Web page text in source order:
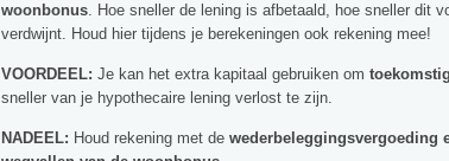
woonbonus. Hoe sneller de lening is afbetaald, hoe sneller dit
verdwijnt. Houd hier tijdens je berekeningen ook rekening mee!
VOORDEEL: Je kan het extra kapitaal gebruiken om
sneller van je hypothecaire lening verlost te zijn.
NADEEL: Houd rekening met de wederbeleggingsvergoeding